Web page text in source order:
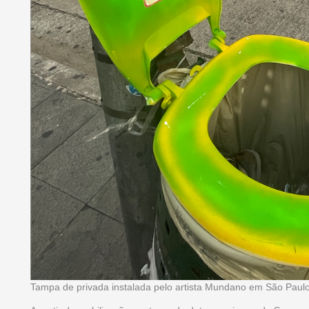
Tampa de privada instalada pelo artista Mundano em São